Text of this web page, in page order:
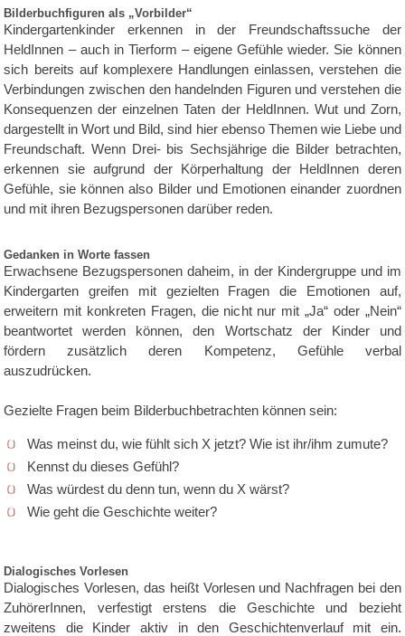
Bilderbuchfiguren als „Vorbilder“
Kindergartenkinder erkennen in der Freundschaftssuche der
HeldInnen – auch in Tierform – eigene Gefühle wieder. Sie können
sich bereits auf komplexere Handlungen einlassen, verstehen die
Verbindungen zwischen den handelnden Figuren und verstehen die
Konsequenzen der einzelnen Taten der HeldInnen. Wut und Zorn,
dargestellt in Wort und Bild, sind hier ebenso Themen wie Liebe und
Freundschaft. Wenn Drei- bis Sechsjährige die Bilder betrachten,
erkennen sie aufgrund der Körperhaltung der HeldInnen deren
Gefühle, sie können also Bilder und Emotionen einander zuordnen
und mit ihren Bezugspersonen darüber reden.
Gedanken in Worte fassen
Erwachsene Bezugspersonen daheim, in der Kindergruppe und im
Kindergarten greifen mit gezielten Fragen die Emotionen auf,
erweitern mit konkreten Fragen, die nicht nur mit „Ja“ oder „Nein“
beantwortet werden können, den Wortschatz der Kinder und
fördern zusätzlich deren Kompetenz, Gefühle verbal
auszudrücken.
Gezielte Fragen beim Bilderbuchbetrachten können sein:
Was meinst du, wie fühlt sich X jetzt? Wie ist ihr/ihm zumute?
Kennst du dieses Gefühl?
Was würdest du denn tun, wenn du X wärst?
Wie geht die Geschichte weiter?
Dialogisches Vorlesen
Dialogisches Vorlesen, das heißt Vorlesen und Nachfragen bei den
ZuhörerInnen, verfestigt erstens die Geschichte und bezieht
zweitens die Kinder aktiv in den Geschichtenverlauf mit ein.